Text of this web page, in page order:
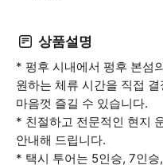
상품설명
* 펑후 시내에서 펑후 본섬
원하는 체류 시간을 직접
마음껏 즐길 수 있습니다.
* 친절하고 전문적인 현지
안내해 드립니다.
* 택시 투어는 5인승, 7인